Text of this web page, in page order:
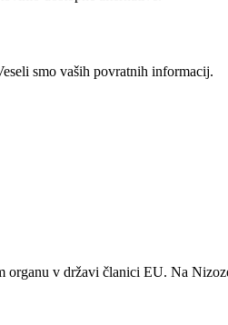
smo vaših povratnih informacij.
v državi članici EU. Na